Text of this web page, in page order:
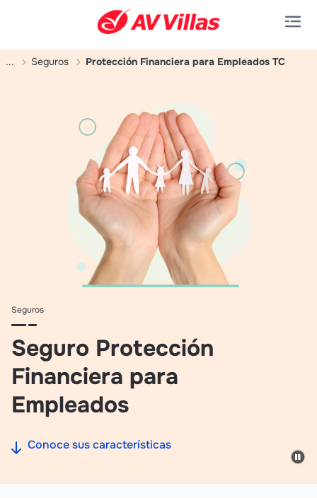
Saltar al contenido principal
... Seguros Protección Financiera para Empleados TC
Seguros
Seguro Protección
Financiera para
Empleados
Conoce sus características